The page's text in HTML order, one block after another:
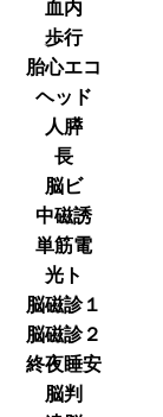
血内
歩行
胎心エコ
ヘッド
人膵
長
脳ビ
中磁誘
単筋電
光ト
脳磁診１
脳磁診２
終夜睡安
脳判